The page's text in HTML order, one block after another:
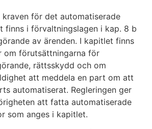
kraven för det automatiserade
finns i förvaltningslagen i kap. 8 b
av ärenden. I kapitlet finns
om förutsättningarna för
rättsskydd och om
att meddela en part om att
automatiserat. Regleringen ger
att fatta automatiserade
som anges i kapitlet.